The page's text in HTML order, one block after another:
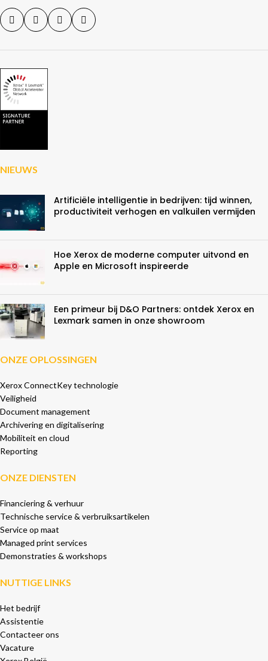
NIEUWS
Artificiële intelligentie in bedrijven: tijd winnen,
productiviteit verhogen en valkuilen vermijden
Hoe Xerox de moderne computer uitvond en
Apple en Microsoft inspireerde
Een primeur bij D&O Partners: ontdek Xerox en
Lexmark samen in onze showroom
ONZE OPLOSSINGEN
Xerox ConnectKey technologie
Veiligheid
Document management
Archivering en digitalisering
Mobiliteit en cloud
Reporting
ONZE DIENSTEN
Financiering & verhuur
Technische service & verbruiksartikelen
Service op maat
Managed print services
Demonstraties & workshops
NUTTIGE LINKS
Het bedrijf
Assistentie
Contacteer ons
Vacature